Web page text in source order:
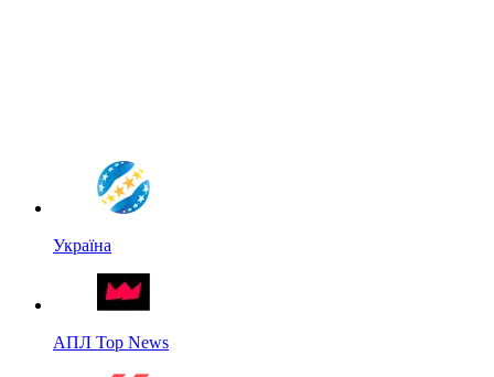
Україна
АПЛ Top News